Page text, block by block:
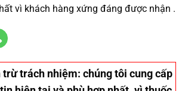
vì khách hàng xứng đáng được nhận .
trừ trách nhiệm: chúng tôi cung cấp